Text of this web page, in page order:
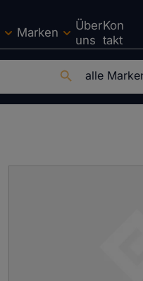
Marken
Über
uns
Kon
takt